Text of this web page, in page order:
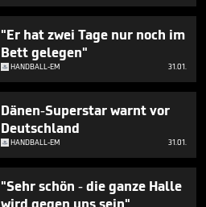
"Er hat zwei Tage nur noch im
Bett gelegen"
HANDBALL-EM 31.01.
Dänen-Superstar warnt vor
Deutschland
HANDBALL-EM 31.01.
"Sehr schön - die ganze Halle